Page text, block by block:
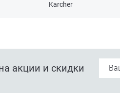
Karcher
акции и скидки